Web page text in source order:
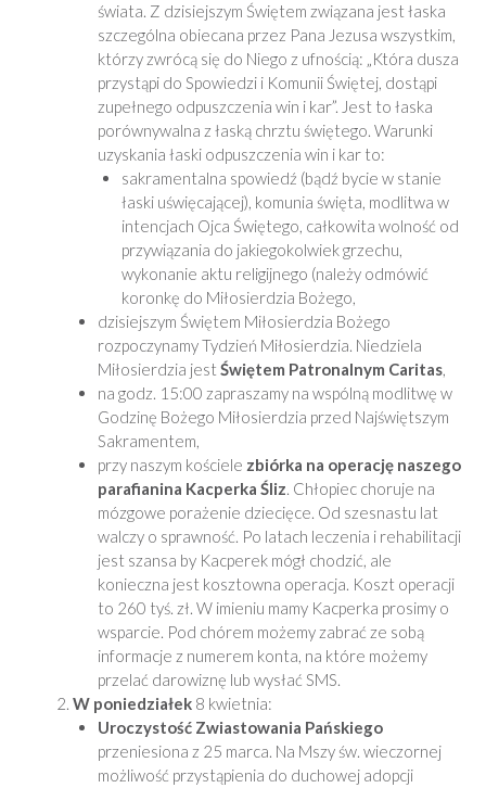
świata. Z dzisiejszym Świętem związana jest łaska
szczególna obiecana przez Pana Jezusa wszystkim,
którzy zwrócą się do Niego z ufnością: „Która dusza
przystąpi do Spowiedzi i Komunii Świętej, dostąpi
zupełnego odpuszczenia win i kar”. Jest to łaska
porównywalna z łaską chrztu świętego. Warunki
uzyskania łaski odpuszczenia win i kar to:
sakramentalna spowiedź (bądź bycie w stanie
łaski uświęcającej), komunia święta, modlitwa w
intencjach Ojca Świętego, całkowita wolność od
przywiązania do jakiegokolwiek grzechu,
wykonanie aktu religijnego (należy odmówić
koronkę do Miłosierdzia Bożego,
dzisiejszym Świętem Miłosierdzia Bożego
rozpoczynamy Tydzień Miłosierdzia. Niedziela
Miłosierdzia jest Świętem Patronalnym Caritas,
na godz. 15:00 zapraszamy na wspólną modlitwę w
Godzinę Bożego Miłosierdzia przed Najświętszym
Sakramentem,
przy naszym kościele zbiórka na operację naszego
parafianina Kacperka Śliz. Chłopiec choruje na
mózgowe porażenie dziecięce. Od szesnastu lat
walczy o sprawność. Po latach leczenia i rehabilitacji
jest szansa by Kacperek mógł chodzić, ale
konieczna jest kosztowna operacja. Koszt operacji
to 260 tyś. zł. W imieniu mamy Kacperka prosimy o
wsparcie. Pod chórem możemy zabrać ze sobą
informacje z numerem konta, na które możemy
przelać darowiznę lub wysłać SMS.
W poniedziałek 8 kwietnia:
Uroczystość Zwiastowania Pańskiego
przeniesiona z 25 marca. Na Mszy św. wieczornej
możliwość przystąpienia do duchowej adopcji